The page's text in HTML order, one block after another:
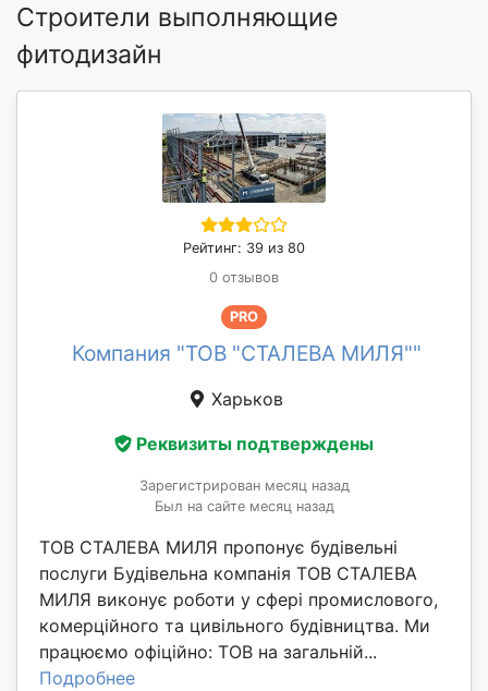
Строители выполняющие
фитодизайн
Рейтинг: 39 из 80
0 отзывов
PRO
Компания "ТОВ "СТАЛЕВА МИЛЯ""
Харьков
Реквизиты подтверждены
Зарегистрирован месяц назад
Был на сайте месяц назад
ТОВ СТАЛЕВА МИЛЯ пропонує будівельні
послуги Будівельна компанія ТОВ СТАЛЕВА
МИЛЯ виконує роботи у сфері промислового,
комерційного та цивільного будівництва. Ми
працюємо офіційно: ТОВ на загальній...
Подробнее